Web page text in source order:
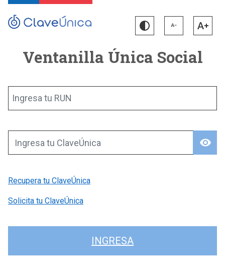
Ventanilla Única Social
Ingresa tu RUN
visibility
Ingresa tu ClaveÚnica
Recupera tu ClaveÚnica
Solicita tu ClaveÚnica
INGRESA